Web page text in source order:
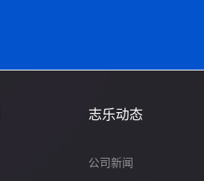
志乐动态
公司新闻